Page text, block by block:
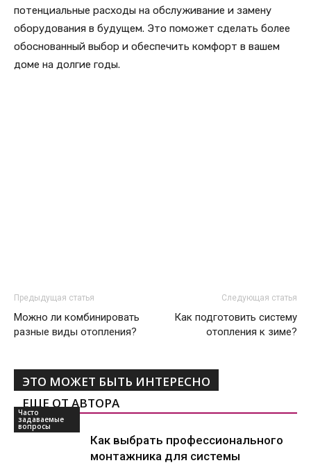
потенциальные расходы на обслуживание и замену
оборудования в будущем. Это поможет сделать более
обоснованный выбор и обеспечить комфорт в вашем
доме на долгие годы.
Предыдущая статья
Можно ли комбинировать
разные виды отопления?
Следующая статья
Как подготовить систему
отопления к зиме?
ЭТО МОЖЕТ БЫТЬ ИНТЕРЕСНО
ЕЩЕ ОТ АВТОРА
Часто
задаваемые
вопросы
Как выбрать профессионального
монтажника для системы